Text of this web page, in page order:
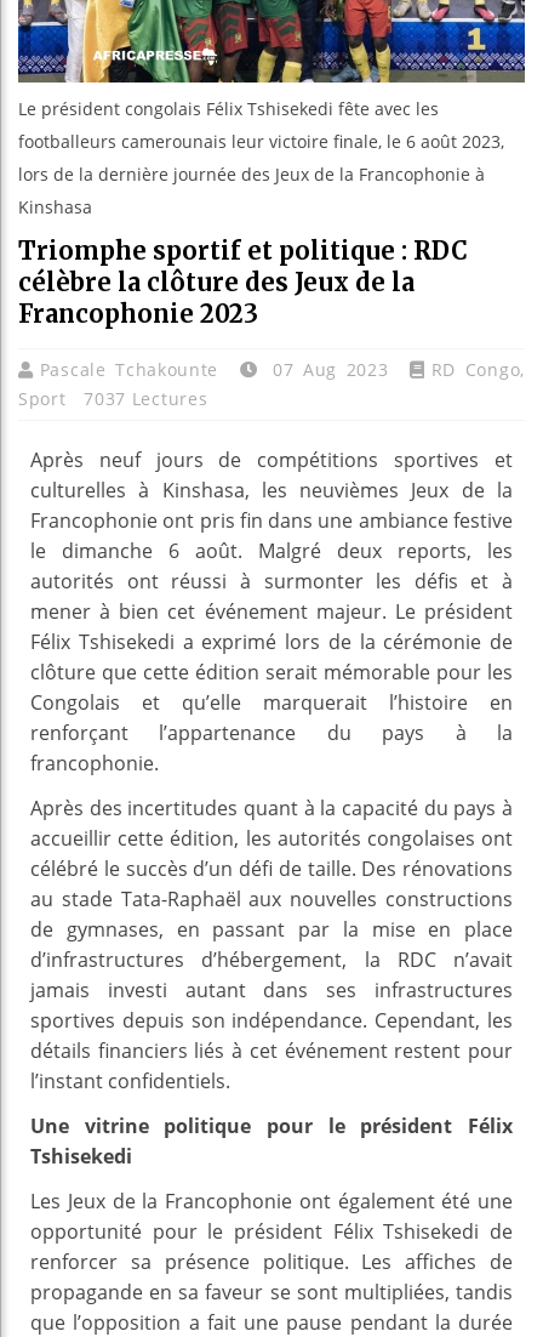
Le président congolais Félix Tshisekedi fête avec les
footballeurs camerounais leur victoire finale, le 6 août 2023,
lors de la dernière journée des Jeux de la Francophonie à
Kinshasa
Triomphe sportif et politique : RDC
célèbre la clôture des Jeux de la
Francophonie 2023
Pascale Tchakounte 07 Aug 2023 RD Congo,
Sport
7037 Lectures
Après neuf jours de compétitions sportives et
culturelles à Kinshasa, les neuvièmes Jeux de la
Francophonie ont pris fin dans une ambiance festive
le dimanche 6 août. Malgré deux reports, les
autorités ont réussi à surmonter les défis et à
mener à bien cet événement majeur. Le président
Félix Tshisekedi a exprimé lors de la cérémonie de
clôture que cette édition serait mémorable pour les
Congolais et qu’elle marquerait l’histoire en
renforçant l’appartenance du pays à la
francophonie.
Après des incertitudes quant à la capacité du pays à
accueillir cette édition, les autorités congolaises ont
célébré le succès d’un défi de taille. Des rénovations
au stade Tata-Raphaël aux nouvelles constructions
de gymnases, en passant par la mise en place
d’infrastructures d’hébergement, la RDC n’avait
jamais investi autant dans ses infrastructures
sportives depuis son indépendance. Cependant, les
détails financiers liés à cet événement restent pour
l’instant confidentiels.
Une vitrine politique pour le président Félix
Tshisekedi
Les Jeux de la Francophonie ont également été une
opportunité pour le président Félix Tshisekedi de
renforcer sa présence politique. Les affiches de
propagande en sa faveur se sont multipliées, tandis
que l’opposition a fait une pause pendant la durée